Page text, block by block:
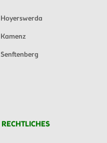
Hoyerswerda
Kamenz
Senftenberg
RECHTLICHES